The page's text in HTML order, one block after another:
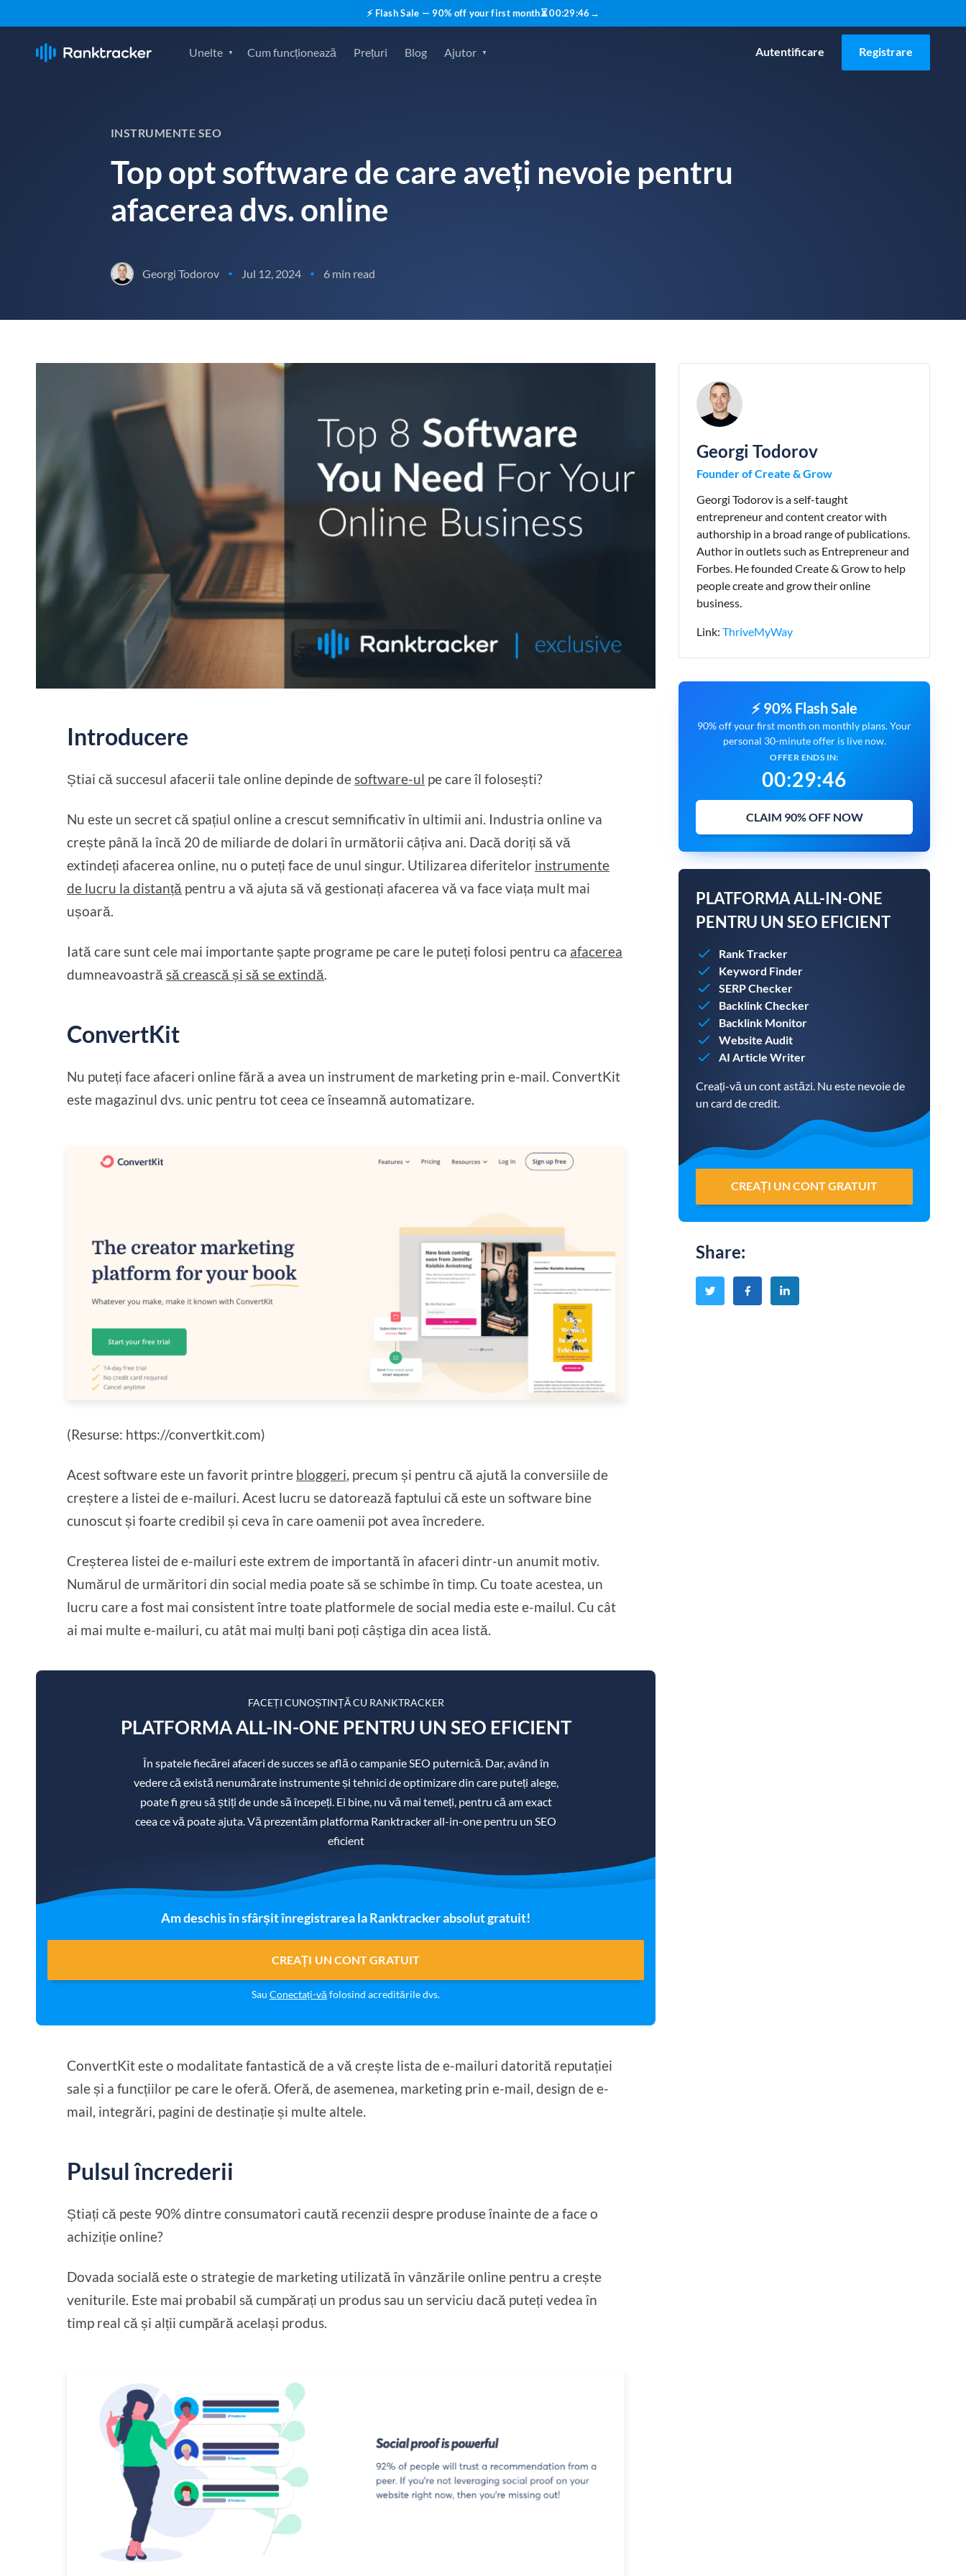
⚡ Flash Sale — 90% off your first month⏳00:29:45 →
Unelte Cum funcționează Prețuri Blog Ajutor Autentificare Registrare
INSTRUMENTE SEO
Top opt software de care aveți nevoie pentru
afacerea dvs. online
Georgi Todorov • Jul 12, 2024 • 6 min read
Introducere
Știai că succesul afacerii tale online depinde de software-ul pe care îl folosești?
Nu este un secret că spațiul online a crescut semnificativ în ultimii ani. Industria online va
crește până la încă 20 de miliarde de dolari în următorii câțiva ani. Dacă doriți să vă
extindeți afacerea online, nu o puteți face de unul singur. Utilizarea diferitelor instrumente
de lucru la distanță pentru a vă ajuta să vă gestionați afacerea vă va face viața mult mai
ușoară.
Iată care sunt cele mai importante șapte programe pe care le puteți folosi pentru ca afacerea
dumneavoastră să crească și să se extindă
ConvertKit
Nu puteți face afaceri online fără a avea un instrument de marketing prin e-mail. ConvertKit
este magazinul dvs. unic pentru tot ceea ce înseamnă automatizare.
(Resurse: https://convertkit.com)
Acest software este un favorit printre bloggeri, precum și pentru că ajută la conversiile de
creștere a listei de e-mailuri. Acest lucru se datorează faptului că este un software bine
cunoscut și foarte credibil și ceva în care oamenii pot avea încredere.
Creșterea listei de e-mailuri este extrem de importantă în afaceri dintr-un anumit motiv.
Numărul de urmăritori din social media poate să se schimbe în timp. Cu toate acestea, un
lucru care a fost mai consistent între toate platformele de social media este e-mailul. Cu cât
ai mai multe e-mailuri, cu atât mai mulți bani poți câștiga din acea listă.
FACEȚI CUNOȘTINȚĂ CU RANKTRACKER
PLATFORMA ALL-IN-ONE PENTRU UN SEO EFICIENT
În spatele fiecărei afaceri de succes se află o campanie SEO puternică. Dar, având în
vedere că există nenumărate instrumente și tehnici de optimizare din care puteți alege,
poate fi greu să știți de unde să începeți. Ei bine, nu vă mai temeți, pentru că am exact
ceea ce vă poate ajuta. Vă prezentăm platforma Ranktracker all-in-one pentru un SEO
eficient
Am deschis în sfârșit înregistrarea la Ranktracker absolut gratuit!
CREAȚI UN CONT GRATUIT
Sau Conectați-văfolosind acreditările dvs.
ConvertKit este o modalitate fantastică de a vă crește lista de e-mailuri datorită reputației
sale și a funcțiilor pe care le oferă. Oferă, de asemenea, marketing prin e-mail, design de e-
mail, integrări, pagini de destinație și multe altele.
Pulsul încrederii
Știați că peste 90% dintre consumatori caută recenzii despre produse înainte de a face o
achiziție online?
Dovada socială este o strategie de marketing utilizată în vânzările online pentru a crește
veniturile. Este mai probabil să cumpărați un produs sau un serviciu dacă puteți vedea în
timp real că și alții cumpără același produs.
Georgi Todorov
Founder of Create & Grow
Georgi Todorov is a self-taught
entrepreneur and content creator with
authorship in a broad range of publications.
Author in outlets such as Entrepreneur and
Forbes. He founded Create & Grow to help
people create and grow their online
business.
Link: ThriveMyWay
⚡ 90% Flash Sale
90% off your first month on monthly plans. Your
personal 30-minute offer is live now.
OFFER ENDS IN:
00:29:45
CLAIM 90% OFF NOW
PLATFORMA ALL-IN-ONE
PENTRU UN SEO EFICIENT
Rank Tracker
Keyword Finder
SERP Checker
Backlink Checker
Backlink Monitor
Website Audit
AI Article Writer
Creați-vă un cont astăzi. Nu este nevoie de
un card de credit.
CREAȚI UN CONT GRATUIT
Share: